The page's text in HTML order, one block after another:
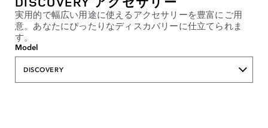
実用的で幅広い用途に使えるアクセサリーを豊富にご用
意。あなたにぴったりなディスカバリーに仕立てられま
す。
Model
DISCOVERY